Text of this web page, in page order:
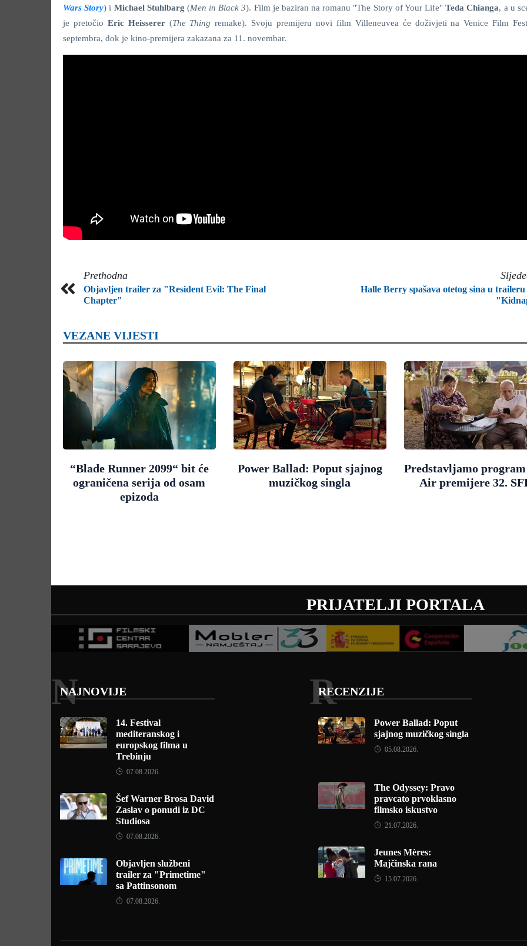
Wars Story) i Michael Stuhlbarg (Men in Black 3). Film je baziran na romanu "The Story of Your Life"Teda Chianga, a u
je pretočio Eric Heisserer(The Thingremake). Svoju premijeru novi film Villeneuvea će doživjeti na Venice Film
septembra, dok je kino-premijera zakazana za 11. novembar.
Prethodna
Objavljen trailer za "Resident Evil: The Final
Chapter"
Halle Berry spašava otetog sina u traileru
VEZANE VIJESTI
“Blade Runner 2099“ bit će
ograničena serija od osam
epizoda
Power Ballad: Poput sjajnog
muzičkog singla
Predstavljamo
Air premijere 32.
PRIJATELJI PORTALA
NAJNOVIJE
N
14. Festival
mediteranskog i
europskog filma u
Trebinju
07.08.2026.
Šef Warner Brosa David
Zaslav o ponudi iz DC
Studiosa
07.08.2026.
Objavljen službeni
trailer za "Primetime"
sa Pattinsonom
07.08.2026.
RECENZIJE
R
Power Ballad: Poput
sjajnog muzičkog singla
05.08.2026.
The Odyssey: Pravo
pravcato prvoklasno
filmsko iskustvo
21.07.2026.
Jeunes Mères:
Majčinska rana
15.07.2026.